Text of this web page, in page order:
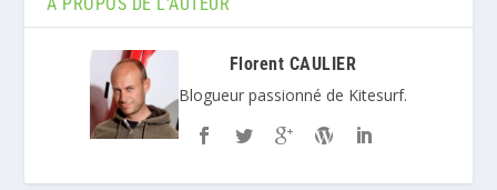
Florent CAULIER
Blogueur passionné de Kitesurf.